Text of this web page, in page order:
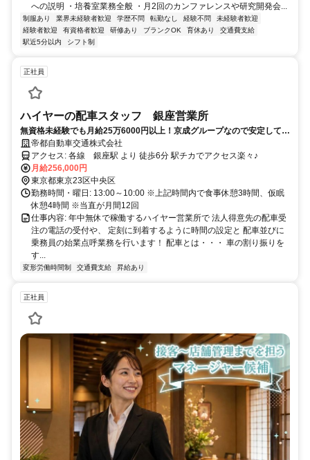
への説明 ・培養室業務全般 ・月2回のカンファレンスや研究開発会...
制服あり 業界未経験者歓迎 学歴不問 転勤なし 経験不問
未経験者歓迎
経験者歓迎
有資格者歓迎 研修あり ブランクOK 育休あり
交通費支給
駅近5分以内
シフト制
正社員
ハイヤーの配車スタッフ 銀座営業所
無資格未経験でも月給25万6000円以上！京成グループなので安定して長
期勤務が可能です＊WEB面接OK！
帝都自動車交通株式会社
アクセス: 各線 銀座駅 より 徒歩6分 駅チカでアクセス楽々♪
月給256,000円
東京都東京23区中央区
勤務時間・曜日: 13:00～10:00 ※上記時間内で食事休憩3時間、仮眠
休憩4時間 ※当直が月間12回
仕事内容: 年中無休で稼働するハイヤー営業所で 法人得意先の配車受
注の電話の受付や、 定刻に到着するように時間の設定と 配車並びに
乗務員の始業点呼業務を行います！ 配車とは・・・ 車の割り振りを
す...
変形労働時間制 交通費支給 昇給あり
正社員